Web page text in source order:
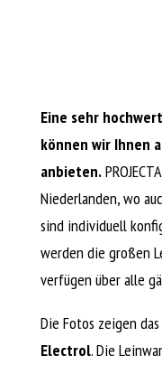
Eine sehr
können wir Ihnen
anbieten.
Niederlanden, wo
sind individuell
werden die großen
verfügen über alle
Die Fotos zeigen
Electrol. Die